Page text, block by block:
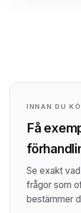
INNAN DU
Få
Se exakt
frågor som
bestämmer